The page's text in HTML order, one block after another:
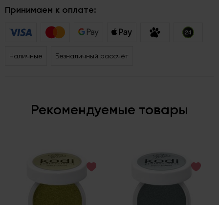
Принимаем к оплате:
Наличные Безналичный рассчёт
Рекомендуемые товары